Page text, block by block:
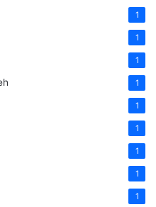
1
1
1
1
1
1
1
1
1